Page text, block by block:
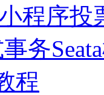
程序投
务
程